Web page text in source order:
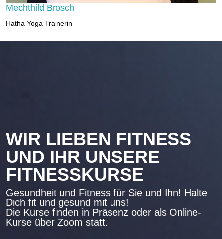
Mechthild Brosch
Hatha Yoga Trainerin
WIR LIEBEN FITNESS
UND IHR UNSERE
FITNESSKURSE
Gesundheit und Fitness für Sie und Ihn! Halte
Dich fit und gesund mit uns!
Die Kurse finden in Präsenz oder als Online-
Kurse über Zoom statt.